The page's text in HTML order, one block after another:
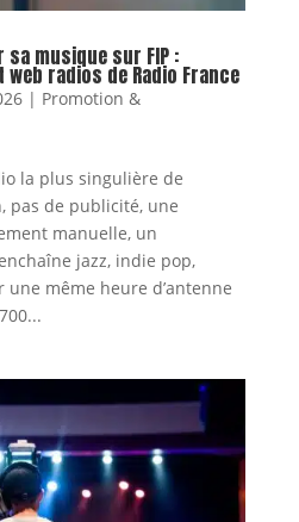
musique sur FIP :
radios de Radio France
| Promotion &
la plus singulière de
pas de publicité, une
manuelle, un
jazz, indie pop,
même heure d’antenne